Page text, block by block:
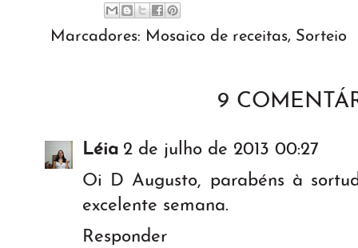
Marcadores: Mosaico de receitas, Sorteio
9
Léia 2 de julho de 2013 00:27
Oi D Augusto, parabéns à
excelente semana.
Responder